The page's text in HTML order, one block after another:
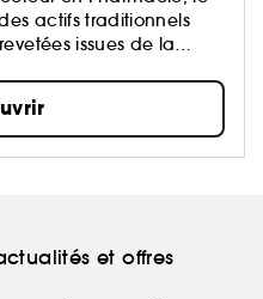
actifs traditionnels
issues de la
des « formules saines,
en deviennent
et offres